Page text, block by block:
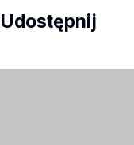
Udostępnij